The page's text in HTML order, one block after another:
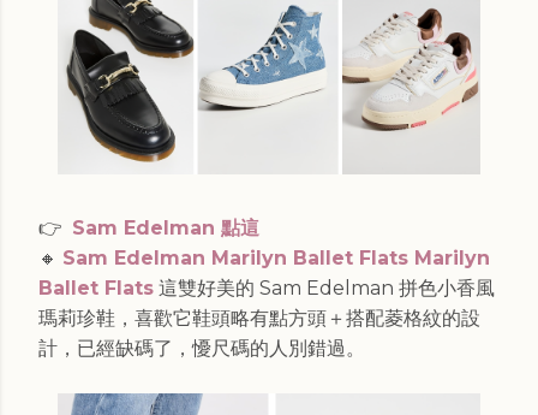
👉 Sam Edelman 點這
🔸 Sam Edelman Marilyn Ballet Flats Marilyn
Ballet Flats 這雙好美的 Sam Edelman 拼色小香風
瑪莉珍鞋，喜歡它鞋頭略有點方頭＋搭配菱格紋的設
計，已經缺碼了，懮尺碼的人別錯過。